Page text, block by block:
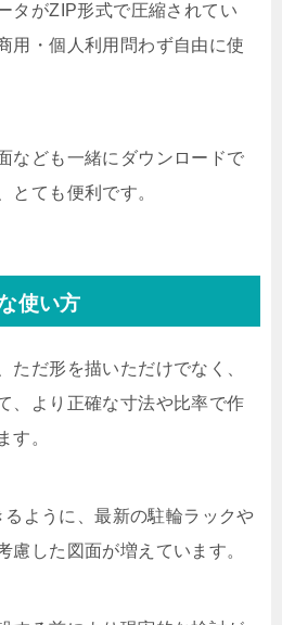
タがZIP形式で圧縮されてい
用・個人利用問わず自由に使
なども一緒にダウンロードで
とても便利です。
使い方
ただ形を描いただけでなく、
、より正確な寸法や比率で作
す。
ように、最新の駐輪ラックや
慮した図面が増えています。